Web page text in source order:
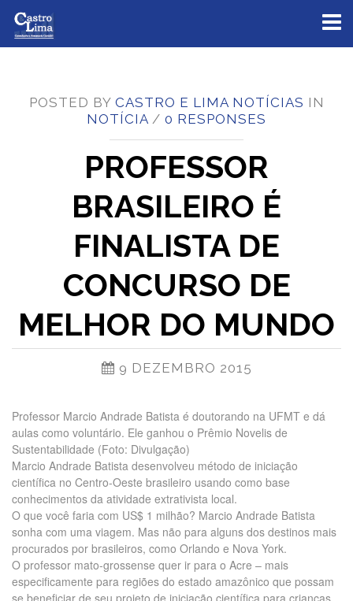
POSTED BY CASTRO E LIMA NOTÍCIAS IN
NOTÍCIA / 0 RESPONSES
PROFESSOR
BRASILEIRO É
FINALISTA DE
CONCURSO DE
MELHOR DO MUNDO
9 DEZEMBRO 2015
Professor Marcio Andrade Batista é doutorando na UFMT e dá
aulas como voluntário. Ele ganhou o Prêmio Novelis de
Sustentabilidade (Foto: Divulgação)
Marcio Andrade Batista desenvolveu método de iniciação
científica no Centro-Oeste brasileiro usando como base
conhecimentos da atividade extrativista local.
O que você faria com US$ 1 milhão? Marcio Andrade Batista
sonha com uma viagem. Mas não para alguns dos destinos mais
procurados por brasileiros, como Orlando e Nova York.
O professor mato-grossense quer ir para o Acre – mais
especificamente para regiões do estado amazônico que possam
se beneficiar de seu projeto de iniciação científica para crianças